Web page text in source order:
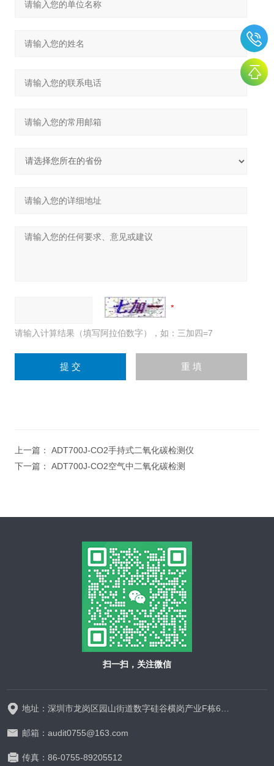
请输入计算结果（填写阿拉伯数字），如：三加四=7
上一篇： ADT700J-CO2手持式二氧化碳检测仪
下一篇： ADT700J-CO2空气中二氧化碳检测
扫一扫，关注微信
地址：深圳市龙岗区园山街道数字硅谷横岗产业F栋628-629
邮箱：audit0755@163.com
传真：86-0755-89205512